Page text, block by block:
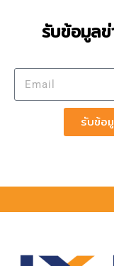
รับข้อมูลข่
รับข้อ